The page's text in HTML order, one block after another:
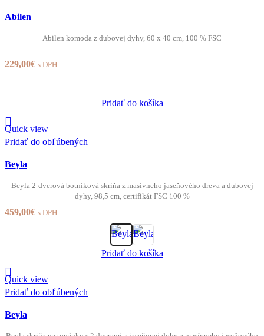
Abilen
Abilen komoda z dubovej dyhy, 60 x 40 cm, 100 % FSC
229,00€ s DPH
Pridať do košíka
Quick view
Pridať do obľúbených
Beyla
Beyla 2-dverová botníková skriňa z masívneho jaseňového dreva a dubovej
dyhy, 98,5 cm, certifikát FSC 100 %
459,00€ s DPH
Pridať do košíka
Quick view
Pridať do obľúbených
Beyla